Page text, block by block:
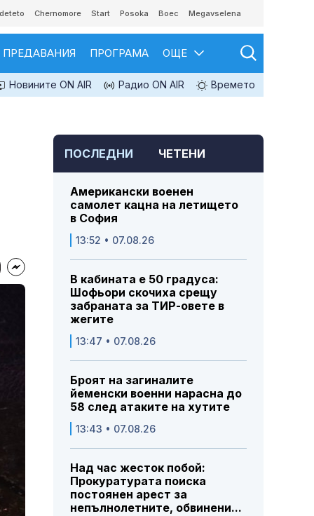
Chernomore Start Posoka Boec Megavselena
ПРЕДАВАНИЯ ПРОГРАМА ОЩЕ
Новините ON AIR Радио ON AIR Времето
ПОСЛЕДНИ ЧЕТЕНИ
Американски военен
самолет кацна на летището
в София
13:52 • 07.08.26
В кабината е 50 градуса:
Шофьори скочиха срещу
забраната за ТИР-овете в
жегите
13:47 • 07.08.26
Броят на загиналите
йеменски военни нарасна до
58 след атаките на хутите
13:43 • 07.08.26
Над час жесток побой:
Прокуратурата поиска
постоянен арест за
непълнолетните, обвинени...